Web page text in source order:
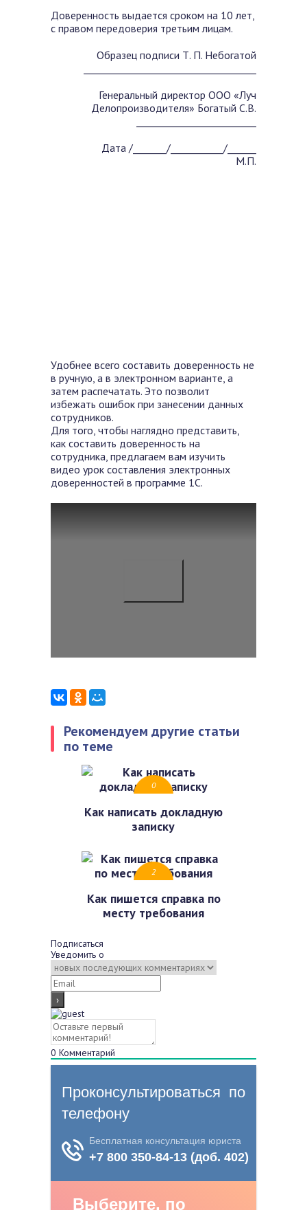
Доверенность выдается сроком на 10 лет,
с правом передоверия третьим лицам.
Образец подписи Т. П. Небогатой
Генеральный директор ООО «Луч
Делопроизводителя» Богатый С.В.
Дата /_______/___________/______
М.П.
Удобнее всего составить доверенность не
в ручную, а в электронном варианте, а
затем распечатать. Это позволит
избежать ошибок при занесении данных
сотрудников.
Для того, чтобы наглядно представить,
как составить доверенность на
сотрудника, предлагаем вам изучить
видео урок составления электронных
доверенностей в программе 1С.
Рекомендуем другие статьи
по теме
0
Как написать докладную
записку
2
Как пишется справка по
месту требования
Подписаться
Уведомить о
0 Комментарий